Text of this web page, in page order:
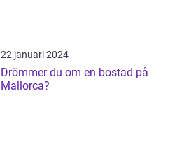
22 januari 2024
Drömmer du om en bostad på
Mallorca?